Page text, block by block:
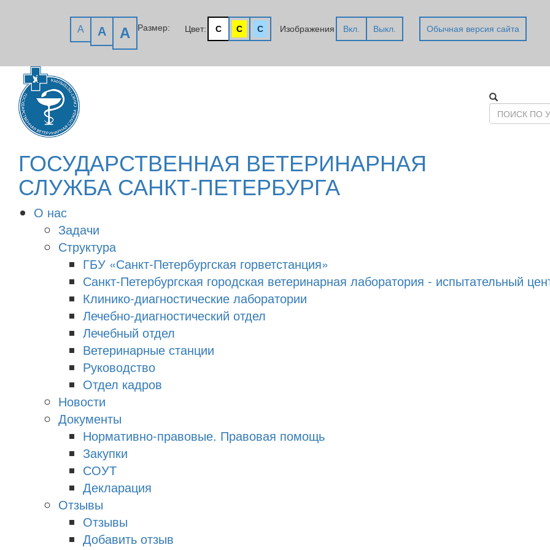
Размер:
A A A Цвет: C C C Изображения Вкл. Выкл. Обычная версия сайта
ГОСУДАРСТВЕННАЯ ВЕТЕРИНАРНАЯ
СЛУЖБА САНКТ-ПЕТЕРБУРГА
О нас
Задачи
Структура
ГБУ «Санкт-Петербургская горветстанция»
Санкт-Петербургская городская ветеринарная лаборатория - испытательный
Клинико-диагностические лаборатории
Лечебно-диагностический отдел
Лечебный отдел
Ветеринарные станции
Руководство
Отдел кадров
Новости
Документы
Нормативно-правовые. Правовая помощь
Закупки
СОУТ
Декларация
Отзывы
Отзывы
Добавить отзыв